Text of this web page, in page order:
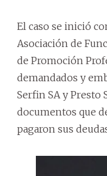
El caso se inició
Asociación de
de Promoción
demandados y
Serfin SA y Presto
documentos que
pagaron sus